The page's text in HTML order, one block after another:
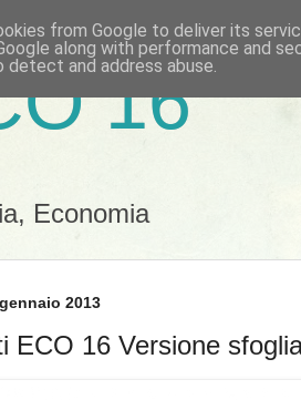
16
Economia
2013
ECO 16 Versione
from Google to deliver its
along with performance and
and address abuse.